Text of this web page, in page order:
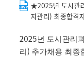
★2025년 도시관
지관리) 최종합격
2025년 도시관리
리 ) 추가채용 최종